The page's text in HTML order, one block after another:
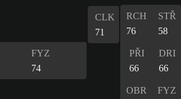
FYZ
74
CLK
71
RCH
76
STŘ
58
PŘI
66
DRI
66
OBR
FYZ